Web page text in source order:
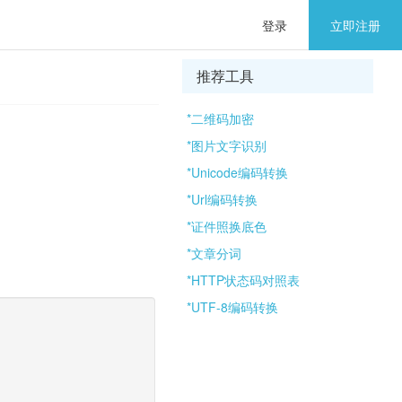
登录 立即注册
推荐工具
*二维码加密
*图片文字识别
*Unicode编码转换
*Url编码转换
*证件照换底色
*文章分词
*HTTP状态码对照表
*UTF-8编码转换